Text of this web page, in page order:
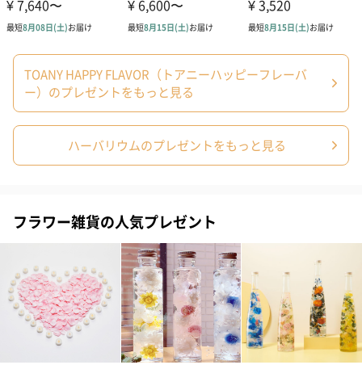
THANK YOU（0円） 誕生日（0円） クリスマス（0
キャップ
有料キャップ（380円）
TOANY HAPPY FLAVOR（トアニーハッピーフレーバ
ー）のプレゼントをもっと見る
ハーバリウムのプレゼントをもっと見る
フラワー雑貨の人気プレゼント